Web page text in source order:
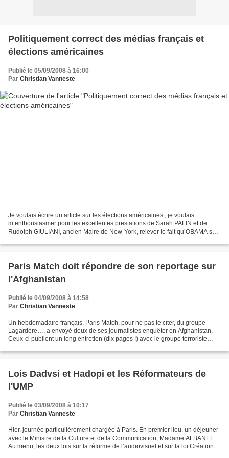
Politiquement correct des médias français et
élections américaines
Publié le 05/09/2008 à 16:00
Par Christian Vanneste
Je voulais écrire un article sur les élections américaines ; je voulais
m’enthousiasmer pour les excellentes prestations de Sarah PALIN et de
Rudolph GIULIANI, ancien Maire de New-York, relever le fait qu’OBAMA soit
Paris Match doit répondre de son reportage sur
l'Afghanistan
Publié le 04/09/2008 à 14:58
Par Christian Vanneste
Un hebdomadaire français, Paris Match, pour ne pas le citer, du groupe
Lagardère…, a envoyé deux de ses journalistes enquêter en Afghanistan.
Ceux-ci publient un long entretien (dix pages !) avec le groupe terroriste
Lois Dadvsi et Hadopi et les Réformateurs de
l'UMP
Publié le 03/09/2008 à 10:17
Par Christian Vanneste
Hier, journée particulièrement chargée à Paris. En premier lieu, un déjeuner
avec le Ministre de la Culture et de la Communication, Madame ALBANEL.
Au menu, les deux lois sur la réforme de l’audiovisuel et sur la loi Création et